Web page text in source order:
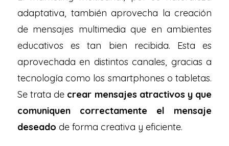
adaptativa, también aprovecha la creación
de mensajes multimedia que en ambientes
educativos es tan bien recibida. Esta es
aprovechada en distintos canales, gracias a
tecnología como los smartphones o tabletas.
Se trata de crear mensajes atractivos y que
comuniquen correctamente el mensaje
deseado de forma creativa y eficiente.